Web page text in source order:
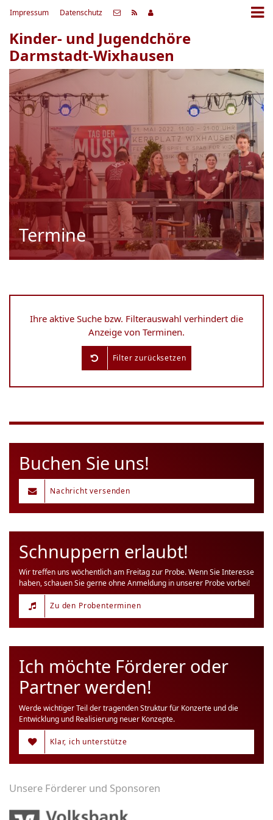
Impressum Datenschutz
Kinder- und Jugendchöre
Darmstadt-Wixhausen
Termine
Ihre aktive Suche bzw. Filterauswahl verhindert die
Anzeige von Terminen.
Filter zurücksetzen
Buchen Sie uns!
Nachricht versenden
Schnuppern erlaubt!
Wir treffen uns wöchentlich am Freitag zur Probe. Wenn Sie Interesse
haben, schauen Sie gerne ohne Anmeldung in unserer Probe vorbei!
Zu den Probenterminen
Ich möchte Förderer oder
Partner werden!
Werde wichtiger Teil der tragenden Struktur für Konzerte und die
Entwicklung und Realisierung neuer Konzepte.
Klar, ich unterstütze
Unsere Förderer und Sponsoren